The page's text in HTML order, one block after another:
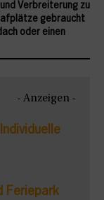
Verbreiterung zu
gebraucht
oder einen
- Anzeigen -
Feriepark